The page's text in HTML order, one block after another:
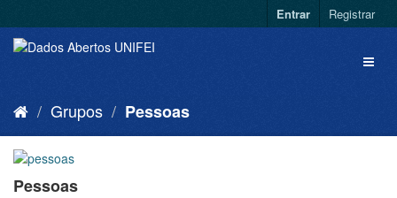
Entrar Registrar
Grupos Pessoas
Pessoas